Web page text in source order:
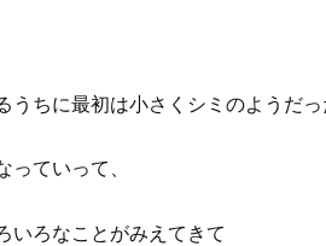
うちに最初は小さくシミのようだ
っていって、
いろなことがみえてきて